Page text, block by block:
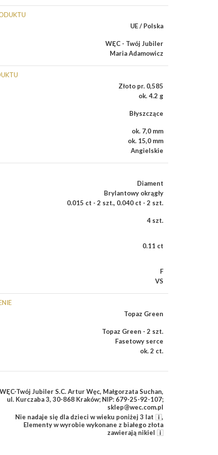
UE / Polska
WĘC - Twój Jubiler
Maria Adamowicz
Złoto pr. 0,585
ok. 4.2 g
Błyszczące
ok. 7,0 mm
ok. 15,0 mm
Angielskie
Diament
Brylantowy okrągły
0.015 ct - 2 szt., 0.040 ct - 2 szt.
4 szt.
0.11 ct
F
VS
Topaz Green
Topaz Green - 2 szt.
Fasetowy serce
ok. 2 ct.
WĘC-Twój Jubiler S.C. Artur Węc, Małgorzata Suchan,
ul. Kurczaba 3, 30-868 Kraków; NIP: 679-25-92-107;
sklep@wec.com.pl
Nie nadaje się dla dzieci w wieku poniżej 3 lat
,
Elementy w wyrobie wykonane z białego złota
zawierają nikiel